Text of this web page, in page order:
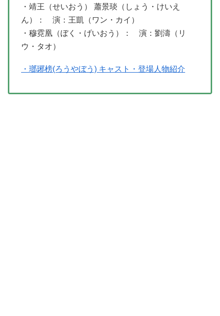
・靖王（せいおう） 蕭景琰（しょう・けいえ
ん）： 演：王凱（ワン・カイ）
・穆霓凰（ぼく・げいおう）： 演：劉濤（リ
ウ・タオ）
・瑯琊榜(ろうやぼう) キャスト・登場人物紹介